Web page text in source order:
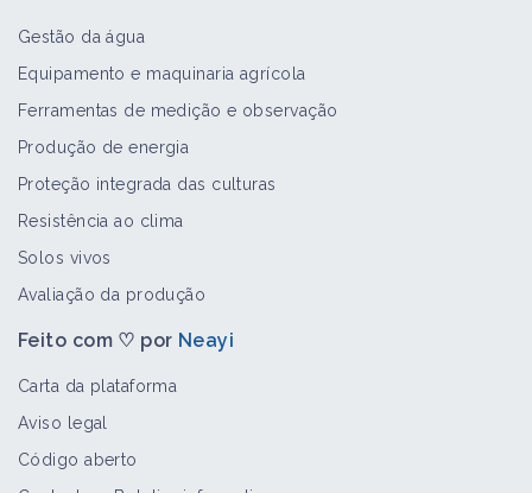
Gestão da água
Equipamento e maquinaria agrícola
Ferramentas de medição e observação
Produção de energia
Proteção integrada das culturas
Resistência ao clima
Solos vivos
Avaliação da produção
Feito com ♡ por Neayi
Carta da plataforma
Aviso legal
Código aberto